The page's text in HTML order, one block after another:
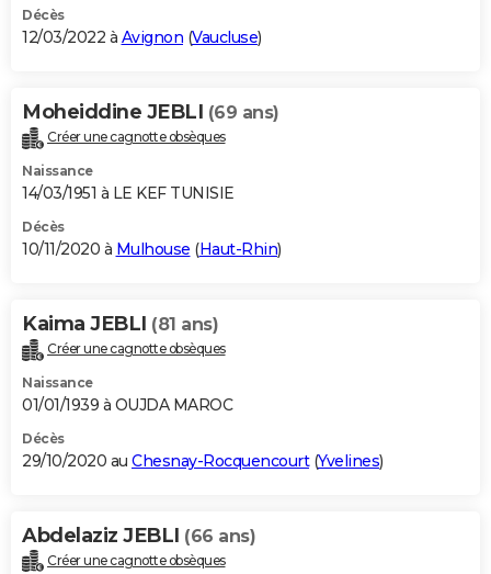
Décès
12/03/2022 à Avignon (Vaucluse)
Moheiddine JEBLI (69 ans)
Créer une cagnotte obsèques
Naissance
14/03/1951 à LE KEF TUNISIE
Décès
10/11/2020 à Mulhouse (Haut-Rhin)
Kaima JEBLI (81 ans)
Créer une cagnotte obsèques
Naissance
01/01/1939 à OUJDA MAROC
Décès
29/10/2020 au Chesnay-Rocquencourt(Yvelines)
Abdelaziz JEBLI (66 ans)
Créer une cagnotte obsèques